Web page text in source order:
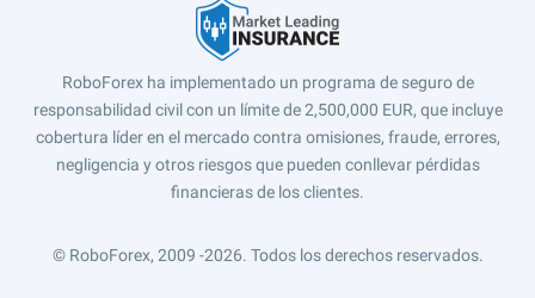
RoboForex ha implementado un programa de seguro de
responsabilidad civil con un límite de 2,500,000 EUR, que incluye
cobertura líder en el mercado contra omisiones, fraude, errores,
negligencia y otros riesgos que pueden conllevar pérdidas
financieras de los clientes.
© RoboForex, 2009 -2026. Todos los derechos reservados.